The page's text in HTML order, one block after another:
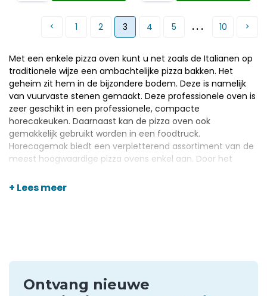
1 2 3 4 5 ... 10
Met een enkele pizza oven kunt u net zoals de Italianen op
traditionele wijze een ambachtelijke pizza bakken. Het
geheim zit hem in de bijzondere bodem. Deze is namelijk
van vuurvaste stenen gemaakt. Deze professionele oven is
zeer geschikt in een professionele, compacte
horecakeuken. Daarnaast kan de pizza oven ook
gemakkelijk gebruikt worden in een foodtruck.
Horecagemak biedt een verpletterend assortiment van de
meest hoogwaardige pizza ovens enkel aan. Door het
professionele keuken.
pizza kunt maken. De pizza oven van Diamond met een
+ Lees meer
Ontvang nieuwe